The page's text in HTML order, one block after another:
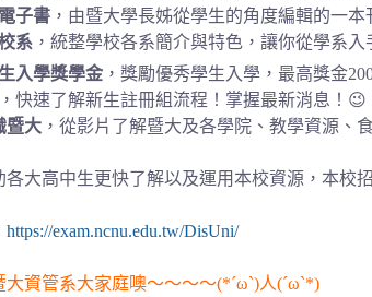
子書 ，由暨大學長姊從學生的角度編輯的一
系 ，統整學校各系簡介與特色，讓你從學系
入學獎學金 ，獎勵優秀學生入學，最高獎金
，快速了解新生註冊組流程！掌握最新消息！😉
暨大 ，從影片了解暨大及各學院、教學資源、
各大高中生更快了解以及運用本校資源，本校
https://exam.ncnu.edu.tw/DisUni/
大資管系大家庭噢～～～～(*´ω`)人(´ω`*)